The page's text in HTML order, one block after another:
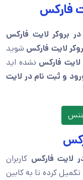
فارکس
بروکر لایت فارکس
لایت فارکس شوید
لایت فارکس نشده اید
و ثبت نام در لایت
لایت فارکس کاربران
تکمیل کرده تا به کابین